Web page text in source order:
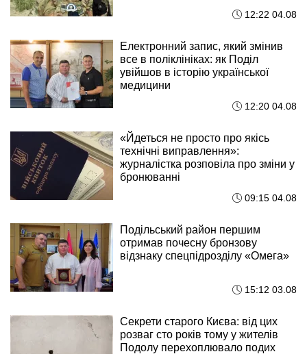
12:22 04.08
Електронний запис, який змінив
все в поліклініках: як Поділ
увійшов в історію української
медицини
12:20 04.08
«Йдеться не просто про якісь
технічні виправлення»:
журналістка розповіла про зміни у
бронюванні
09:15 04.08
Подільський район першим
отримав почесну бронзову
відзнаку спецпідрозділу «Омега»
15:12 03.08
Секрети старого Києва: від цих
розваг сто років тому у жителів
Подолу перехоплювало подих